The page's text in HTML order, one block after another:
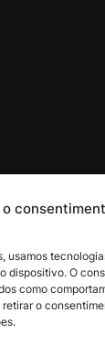
usamos
dispositivo. O
como
o